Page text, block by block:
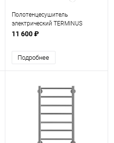
Полотенцесушитель
электрический TERMINUS
Евромикс П 6 450х650
11 600 ₽
Подробнее